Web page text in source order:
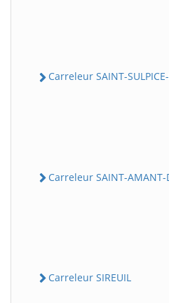
Carreleur SAINT-
Carreleur SAINT-AMANT-
Carreleur SIREUIL